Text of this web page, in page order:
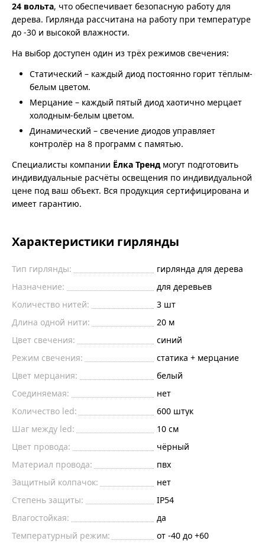
24 вольта, что обеспечивает безопасную работу для
дерева. Гирлянда рассчитана на работу при температуре
до -30 и высокой влажности.
На выбор доступен один из трёх режимов свечения:
Статический – каждый диод постоянно горит тёплым-
белым цветом.
Мерцание – каждый пятый диод хаотично мерцает
холодным-белым цветом.
Динамический – свечение диодов управляет
контролёр на 8 программ с памятью.
Специалисты компании Ёлка Трендмогут подготовить
индивидуальные расчёты освещения по индивидуальной
цене под ваш объект. Вся продукция сертифицирована и
имеет гарантию.
Характеристики гирлянды
Тип гирлянды:
гирлянда для дерева
Назначение:
для деревьев
Количество нитей:
3 шт
Длина одной нити:
20 м
Цвет свечения:
синий
Режим свечения:
статика + мерцание
Цвет мерцания:
белый
Соединяемая:
нет
Количество led:
600 штук
Шаг между led:
10 см
Цвет провода:
чёрный
Материал провода:
пвх
Защитный колпачок:
нет
Степень защиты:
IP54
Влагостойкая:
да
Температурный режим:
от -40 до +60